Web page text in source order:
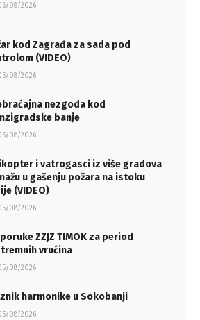
08/2026
kod Zagrađa za sada pod
(VIDEO)
08/2026
nezgoda kod
banje
08/2026
i vatrogasci iz više gradova
u gašenju požara na istoku
(VIDEO)
08/2026
ZZJZ TIMOK za period
vrućina
08/2026
harmonike u Sokobanji
08/2026